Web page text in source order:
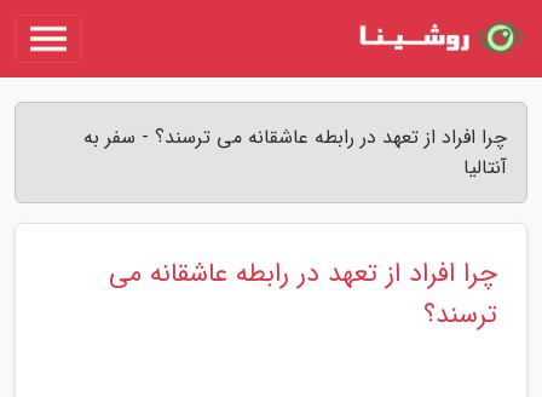
چرا افراد از تعهد در رابطه عاشقانه می ترسند؟ - سفر به
آنتالیا
چرا افراد از تعهد در رابطه عاشقانه می
ترسند؟